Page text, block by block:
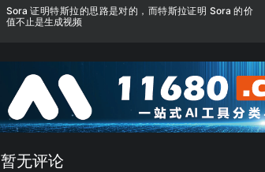
Sora 证明特斯拉的思路是对的，而特斯拉证明 Sora 的价
值不止是生成视频
暂无评论